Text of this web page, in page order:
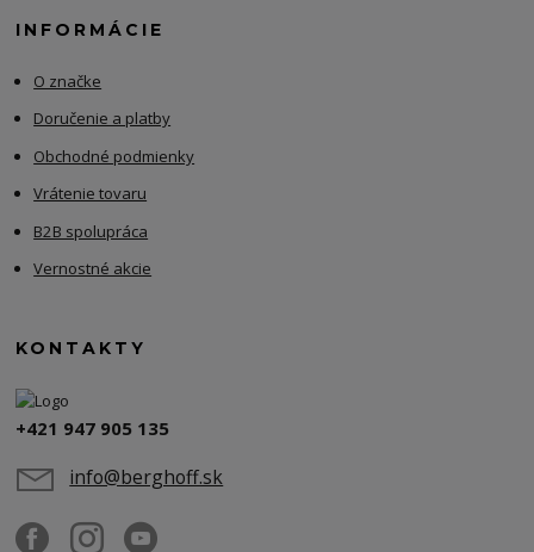
INFORMÁCIE
O značke
Doručenie a platby
Obchodné podmienky
Vrátenie tovaru
B2B spolupráca
Vernostné akcie
KONTAKTY
+421 947 905 135
info@berghoff.sk